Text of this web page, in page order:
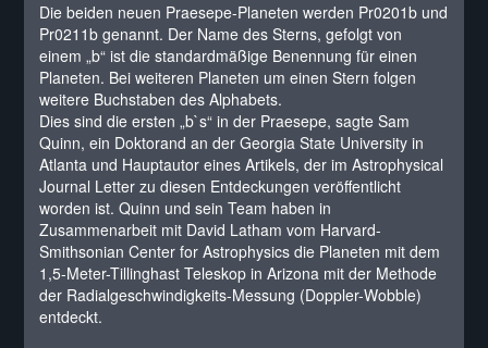
Die beiden neuen Praesepe-Planeten werden Pr0201b und
Pr0211b genannt. Der Name des Sterns, gefolgt von
einem „b“ ist die standardmäßige Benennung für einen
Planeten. Bei weiteren Planeten um einen Stern folgen
weitere Buchstaben des Alphabets.
Dies sind die ersten „b`s“ in der Praesepe, sagte Sam
Quinn, ein Doktorand an der Georgia State University in
Atlanta und Hauptautor eines Artikels, der im Astrophysical
Journal Letter zu diesen Entdeckungen veröffentlicht
worden ist. Quinn und sein Team haben in
Zusammenarbeit mit David Latham vom Harvard-
Smithsonian Center for Astrophysics die Planeten mit dem
1,5-Meter-Tillinghast Teleskop in Arizona mit der Methode
der Radialgeschwindigkeits-Messung (Doppler-Wobble)
entdeckt.